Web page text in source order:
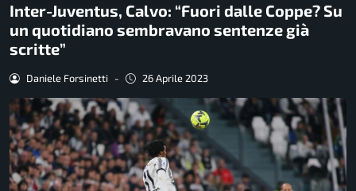
Inter-Juventus, Calvo: “Fuori dalle Coppe? Su
un quotidiano sembravano sentenze già
scritte”
Daniele Forsinetti - 26 Aprile 2023